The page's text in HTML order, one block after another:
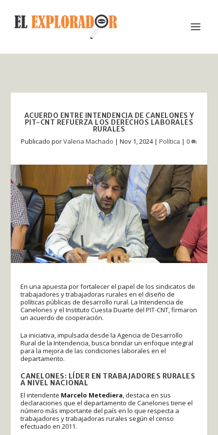
ACUERDO ENTRE INTENDENCIA DE CANELONES Y
PIT-CNT REFUERZA LOS DERECHOS LABORALES
RURALES
Publicado porValeria Machado | Nov 1, 2024| Política | 0
En una apuesta por fortalecer el papel de los sindicatos de
trabajadores y trabajadoras rurales en el diseño de
políticas públicas de desarrollo rural. La Intendencia de
Canelones y el Instituto Cuesta Duarte del PIT-CNT, firmaron
un acuerdo de cooperación.
La iniciativa, impulsada desde la Agencia de Desarrollo
Rural de la Intendencia, busca brindar un enfoque integral
para la mejora de las condiciones laborales en el
departamento.
CANELONES: LÍDER EN TRABAJADORES RURALES
A NIVEL NACIONAL
El intendente Marcelo Metediera, destaca en sus
declaraciones que el departamento de Canelones tiene el
número más importante del país en lo que respecta a
trabajadores y trabajadoras rurales según el censo
efectuado en 2011.